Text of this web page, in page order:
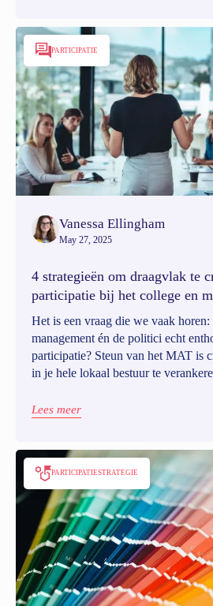
PARTICIPATIE
Vanessa Ellingham
May 27, 2025
4 strategieën om draagvlak te
participatie bij het college en
Het is een vraag die we vaak
management én de politici echt
participatie? Steun van het MAT is
in je hele lokaal bestuur te
worden bij projecten die bovenaan
Lees meer
PARTICIPATIESTRATEGIE